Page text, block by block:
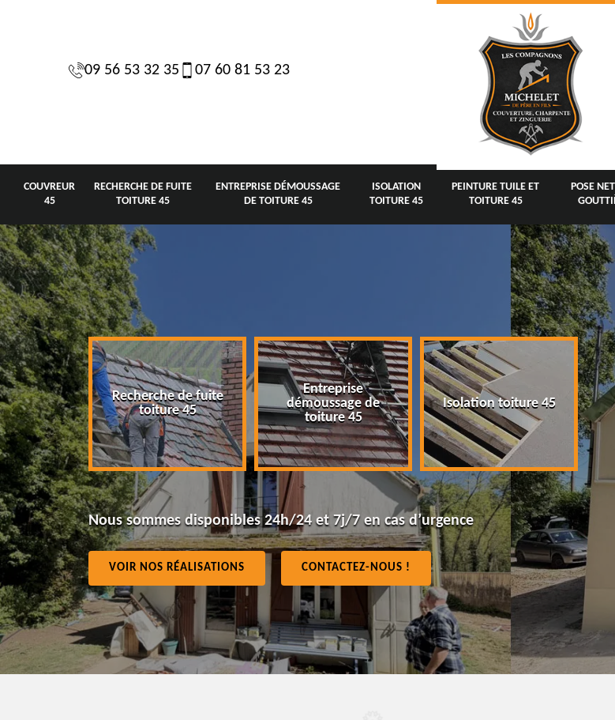
09 56 53 32 35 07 60 81 53 23
COUVREUR
45
RECHERCHE DE FUITE
TOITURE 45
ENTREPRISE DÉMOUSSAGE
DE TOITURE 45
ISOLATION
TOITURE 45
PEINTURE TUILE ET
TOITURE 45
POSE
45
Recherche de fuite
toiture 45
Entreprise
démoussage de
toiture 45
Isolation toiture 45
Nous sommes disponibles 24h/24 et 7j/7 en cas d’urgence
VOIR NOS RÉALISATIONS CONTACTEZ-NOUS !